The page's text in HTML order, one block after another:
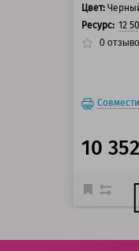
Цвет:
Ресурс: 12
0
10